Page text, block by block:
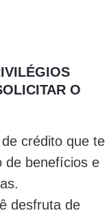
O
crédito que te
de benefícios e
desfruta de